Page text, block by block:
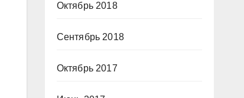
Октябрь 2018
Сентябрь 2018
Октябрь 2017